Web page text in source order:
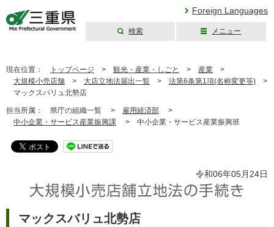
Foreign Languages
検索 メニュー
現在位置： トップページ > 観光・産業・しごと > 産業 >
大規模小売店舗 > 大店立地法届出一覧 > 法第6条第1項(名称変更等) >
マックスバリュ北勢店
担当所属： 県庁の組織一覧 > 雇用経済部 >
中小企業・サービス産業振興課 > 中小企業・サービス産業振興班
令和06年05月24日
マックスバリュ北勢店